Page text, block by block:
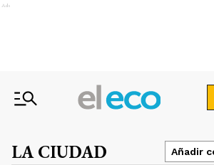
Ads
LA CIUDAD Añadir